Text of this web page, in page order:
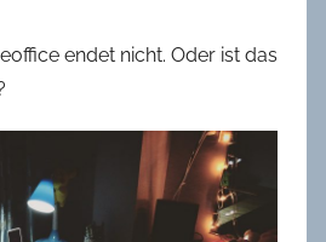
endet nicht. Oder ist das